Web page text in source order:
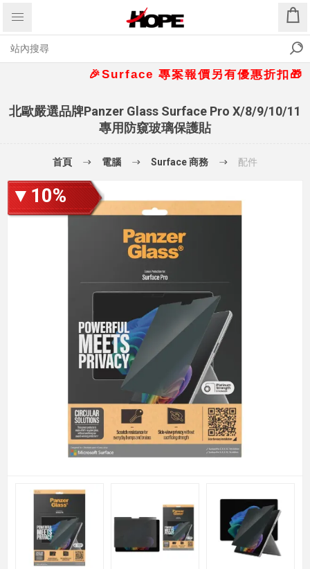
🎉Surface 專案報價另有優惠折扣🎁 📞請
北歐嚴選品牌Panzer Glass Surface Pro X/8/9/10/11
專用防窺玻璃保護貼
首頁 電腦 Surface 商務 配件
▼10%